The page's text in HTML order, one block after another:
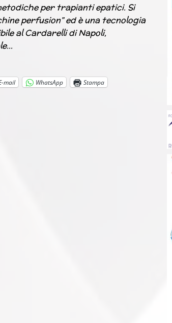
per trapianti epatici. Si
perfusion” ed è una tecnologia
al Cardarelli di Napoli,
mail
WhatsApp Stampa